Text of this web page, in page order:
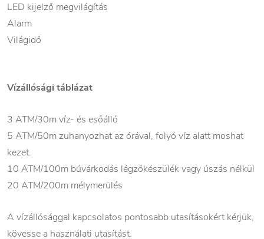
LED kijelző megvilágítás
Alarm
Világidő
Vízállósági táblázat
3 ATM/30m víz- és esőálló
5 ATM/50m zuhanyozhat az órával, folyó víz alatt moshat
kezet.
10 ATM/100m búvárkodás légzőkészülék vagy úszás nélkül
20 ATM/200m mélymerülés
A vízállósággal kapcsolatos pontosabb utasításokért kérjük,
kövesse a használati utasítást.